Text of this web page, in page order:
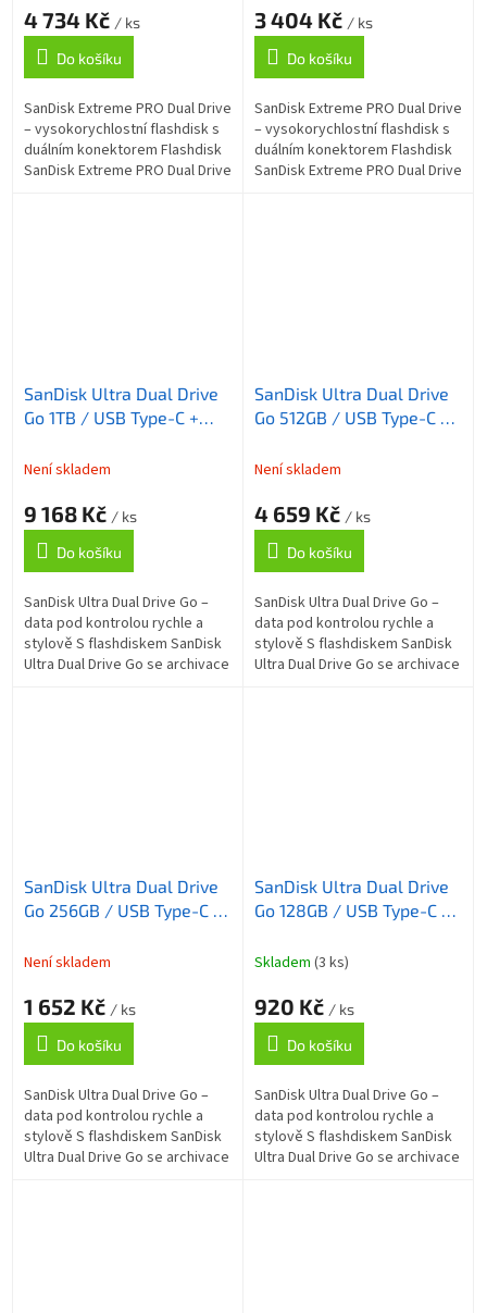
4 734 Kč / ks
Do košíku
SanDisk Extreme PRO Dual Drive
– vysokorychlostní flashdisk s
duálním konektorem Flashdisk
SanDisk Extreme PRO Dual Drive
3 404 Kč / ks
Do košíku
SanDisk Extreme PRO Dual Drive
– vysokorychlostní flashdisk s
duálním konektorem Flashdisk
SanDisk Extreme PRO Dual Drive
SanDisk Ultra Dual Drive
Go 1TB / USB Type-C +
1 / černá
Není skladem
9 168 Kč / ks
Do košíku
SanDisk Ultra Dual Drive Go –
data pod kontrolou rychle a
stylově S flashdiskem SanDisk
Ultra Dual Drive Go se archivace
SanDisk Ultra Dual Drive
Go 512GB / USB Type-C +
1 / černá
Není skladem
4 659 Kč / ks
Do košíku
SanDisk Ultra Dual Drive Go –
data pod kontrolou rychle a
stylově S flashdiskem SanDisk
Ultra Dual Drive Go se archivace
SanDisk Ultra Dual Drive
Go 256GB / USB Type-C +
1 / černá
Není skladem
1 652 Kč / ks
Do košíku
SanDisk Ultra Dual Drive Go –
data pod kontrolou rychle a
stylově S flashdiskem SanDisk
Ultra Dual Drive Go se archivace
SanDisk Ultra Dual Drive
Go 128GB / USB Type-C +
1 / černá
Skladem (3 ks)
920 Kč / ks
Do košíku
SanDisk Ultra Dual Drive Go –
data pod kontrolou rychle a
stylově S flashdiskem SanDisk
Ultra Dual Drive Go se archivace